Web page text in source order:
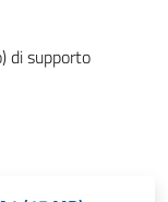
di supporto